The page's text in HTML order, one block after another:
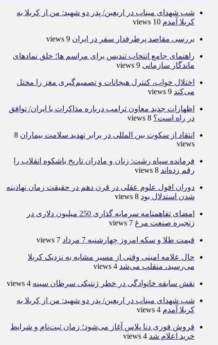
شب شهدای میناب در اربعین/ پدر دو شهید: من از کربلا به
کربلا آمدم 10 views
بررسی مقاصد پرطرفدار سفر در ایران 9 views
راهنمای جامع انتخاب تندیس برای مراسم ها؛ خلق نمادهای
ماندگار سازمانی 9 views
اختلال خواب، کنترل هیجانات و تصمیم‌گیری مغز را مختل
می‌کند 9 views
اظهارات جدید معاون ترامپ درباره مذاکرات با ایران/ توافق
در راه است؟ 8 views
انتقاد از سکوت بین المللی در برابر تهدید سلامت بیماران 8
views
فرمانده سپاه رشت: زنان و مادران تاریخ باشکوه انقلاب را
رقم زده‌اند 8 views
دوران افول علوم عقلی در قرن دهم در حقیقت زمان نهادینه
شدن استدلال بود 8 views
امضای تفاهمنامه سرمایه گذاری 250 میلیون دلاری در
زنجیره صنعت مرغ 7 views
قیمت طلا و سکه امروز چهارشنبه 7 مرداد 7 views
حال علامه امینی وقتی از مسیر مشایه به نزدیک کربلا
می‌رسید، منقلب می‌شد 4 views
نقش سابقه خانوادگی در خطر ژنتیکی سرطان سینه 4 views
شب شهدای میناب در اربعین/ پدر دو شهید: من از کربلا به
کربلا آمدم 4 views
فروش فوری دنا پلاس آغاز می‌شود؛ زمان ثبت‌نام و شرایط
خرید اعلام شد 4 views